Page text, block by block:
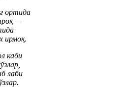
ортида
—
ирмоқ.
каби
лаби